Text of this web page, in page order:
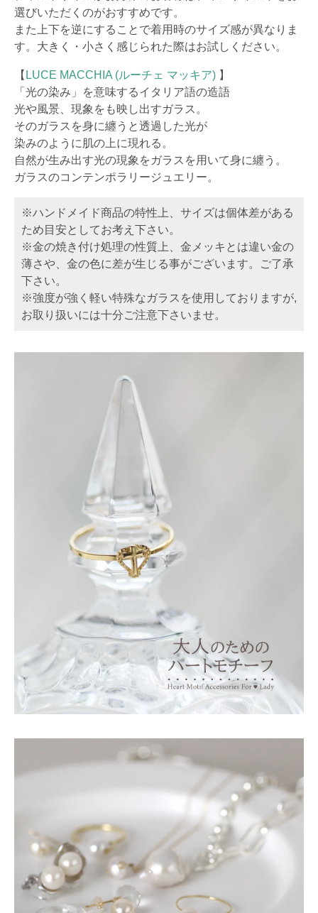
選びいただくのがおすすめです。
また上下を逆にすることで着用時のサイズ感が異なりま
す。大きく・小さく感じられた際はお試しください。
【 LUCE MACCHIA (ルーチェ マッキア) 】
「光の染み」を意味するイタリア語の造語
光や風景、現象をも映し出すガラス。
そのガラスを身に纏うと透過した光が
染みのように肌の上に現れる。
自然が生み出す光の現象をガラスを用いて身に纏う。
ガラスのコンテンポラリージュエリー。
※ハンドメイド商品の特性上、サイズは個体差がある
ため目安としてお考え下さい。
※金の焼き付け処理の性質上、金メッキとは違い金の
薄さや、金の色に差が生じる事がございます。ご了承
下さい。
※強度が強く軽い特殊なガラスを使用しておりますが,
お取り扱いには十分ご注意下さいませ。